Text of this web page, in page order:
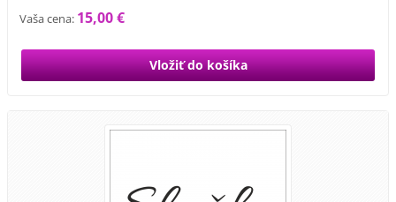
Vaša cena: 15,00 €